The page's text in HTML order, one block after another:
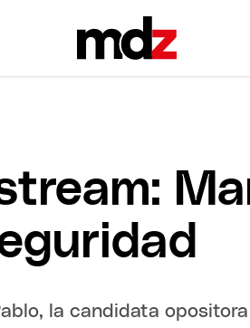
la candidata